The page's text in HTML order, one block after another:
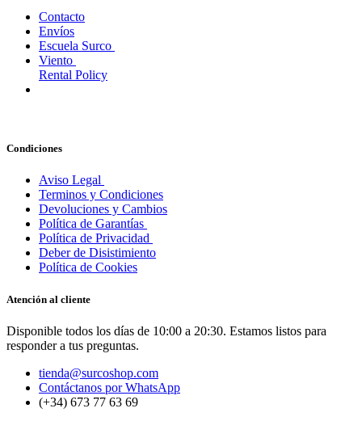
Contacto
Envíos
Escuela Surco
Viento
Rental Policy
Condiciones
Aviso Legal
Terminos y Condiciones
Devoluciones y Cambios
Política de Garantías
Política de Privacidad
Deber de Disistimiento
Política de Cookies
Atención al cliente
Disponible todos los días de 10:00 a 20:30. Estamos listos para
responder a tus preguntas.
tienda@surcoshop.com
Contáctanos por WhatsApp
(+34) 673 77 63 69